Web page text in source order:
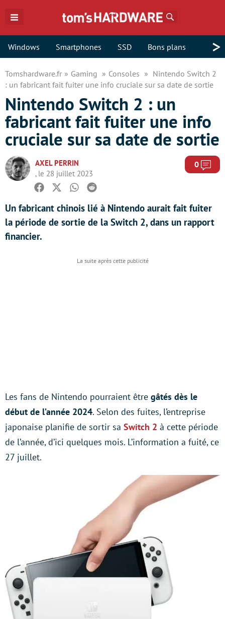
Windows Smartphones SSD Bons plans >
Tomshardware.fr Gaming Consoles
Nintendo Switch 2
: un fabricant fait fuiter une info cruciale sur sa date de sortie
Nintendo Switch 2 : un
fabricant fait fuiter une info
cruciale sur sa date de sortie
AXEL PERRIN
, le 28 juillet 2023
0
Facebook
TwitterWhatsapp
Reddit
Un fabricant chinois lié à Nintendo aurait fait fuiter
la période de sortie de la Switch 2, dans un rapport
financier.
Les fans de Nintendo pourraient être gâtés dès le
début de l’année 2024. Selon des fuites, l’entreprise
japonaise planifie de sortir sa Switch 2 à cette période
de l’année, d’ici quelques mois. L’information a fuité, ce
27 juillet.